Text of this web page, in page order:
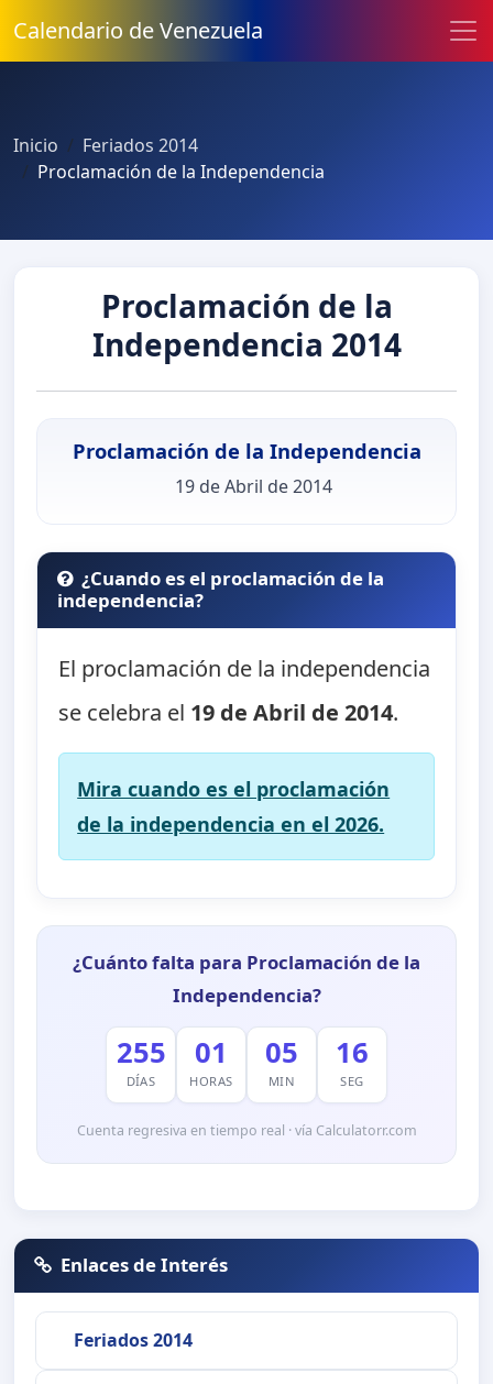
Calendario de Venezuela
Inicio
Feriados 2014
Proclamación de la Independencia
Proclamación de la
Independencia 2014
Proclamación de la Independencia
19 de Abril de 2014
¿Cuando es el proclamación de la
independencia?
El proclamación de la independencia
se celebra el 19 de Abril de 2014.
Mira cuando es el proclamación
de la independencia en el 2026.
¿Cuánto falta para Proclamación de la
Independencia?
255
DÍAS
01
HORAS
05
MIN
15
SEG
Cuenta regresiva en tiempo real · vía Calculatorr.com
Enlaces de Interés
Feriados 2014